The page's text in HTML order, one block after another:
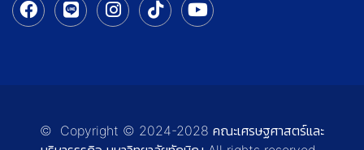
© Copyright © 2024-2028 คณะเศรษฐศาสตร์และ